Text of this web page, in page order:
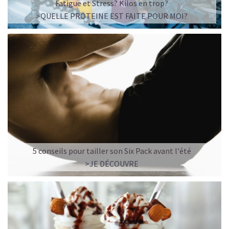
Fatigue et Stress? Kilos en trop?
>QUELLE PROTEINE EST FAITE POUR MOI?
5 conseils pour tailler son Six Pack avant l'été
>JE DÉCOUVRE